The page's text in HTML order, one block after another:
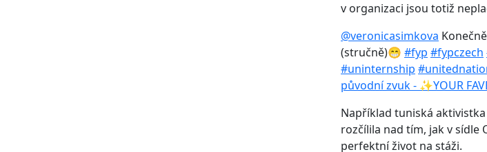
v organizaci jsou totiž
@veronicasimkova
(stručně)😁 #fyp #fypczech
#uninternship
původní zvuk - ✨YOUR
Například tuniská aktivistka
rozčílila nad tím, jak v sídle
perfektní život na stáži.